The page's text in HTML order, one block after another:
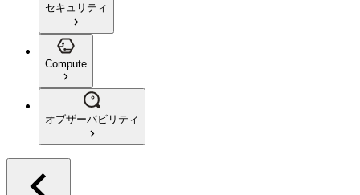
セキュリティ
Compute
オブザーバビリティ